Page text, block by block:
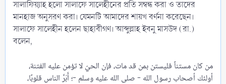
সালাফিয়্যাহ হলো সালাফে সালেহীনের প্রতি সম্বন্ধ করা ও তাদের
মানহাজ অনুসরণ করা। যেমনটি আমাদের শায়খ বর্ণনা করেছেন।
সালাফে সালেহীন হলেন ছাহাবীগণ। আব্দুল্লাহ ইবনু মাসউদ (রা.)
বলেন,
من كان مستناً فليستن بمن قد مات، فإن الحيّ لا تؤمن عليه الفتنة،
أولئك أصحاب رسول الله - صلى الله عليه وسلم -؛ أَبَرَّ الناس قلوبًا،